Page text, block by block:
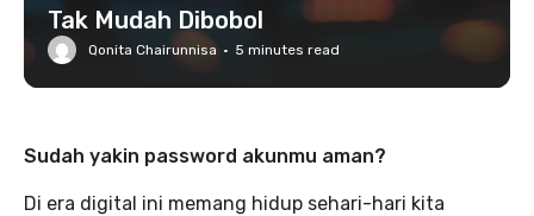
Tak Mudah Dibobol
Qonita Chairunnisa · 5 minutes read
Sudah yakin password akunmu aman?
Di era digital ini memang hidup sehari-hari kita